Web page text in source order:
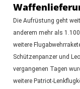
Die Aufrüstung geht
anderem mehr als
weitere
Schützenpanzer und
vergangenen Tagen
weitere Patriot-